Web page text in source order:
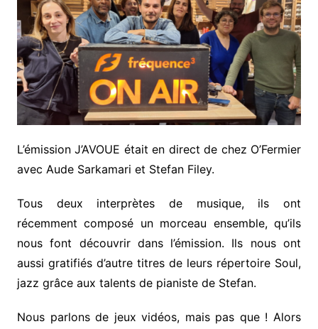
L’émission J’AVOUE était en direct de chez O’Fermier
avec Aude Sarkamari et Stefan Filey.
Tous deux interprètes de musique, ils ont
récemment composé un morceau ensemble, qu’ils
nous font découvrir dans l’émission. Ils nous ont
aussi gratifiés d’autre titres de leurs répertoire Soul,
jazz grâce aux talents de pianiste de Stefan.
Nous parlons de jeux vidéos, mais pas que ! Alors